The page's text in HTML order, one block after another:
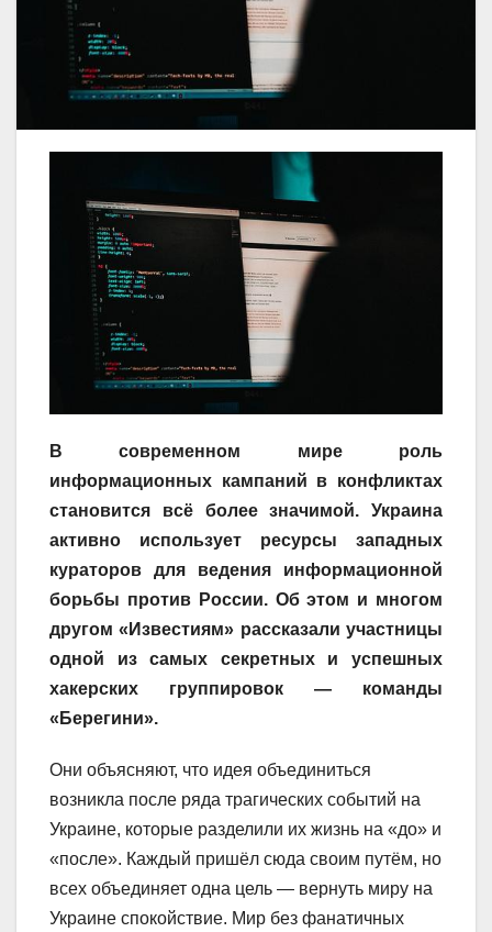
В современном мире роль
информационных кампаний в конфликтах
становится всё более значимой. Украина
активно использует ресурсы западных
кураторов для ведения информационной
борьбы против России. Об этом и многом
другом «Известиям» рассказали участницы
одной из самых секретных и успешных
хакерских группировок — команды
«Берегини».
Они объясняют, что идея объединиться
возникла после ряда трагических событий на
Украине, которые разделили их жизнь на «до» и
«после». Каждый пришёл сюда своим путём, но
всех объединяет одна цель — вернуть миру на
Украине спокойствие. Мир без фанатичных